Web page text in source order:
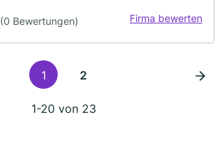
(0 Bewertungen) Firma bewerten
1 2
1-20 von 23